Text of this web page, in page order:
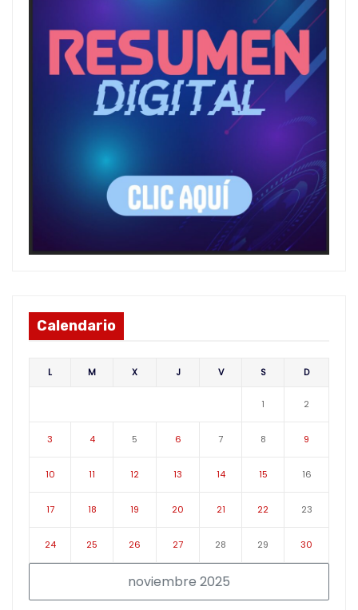
Calendario
noviembre 2025
L M X J V S D
1 2
3 4 5 6 7 8 9
10 11 12 13 14 15 16
17 18 19 20 21 22 23
24 25 26 27 28 29 30